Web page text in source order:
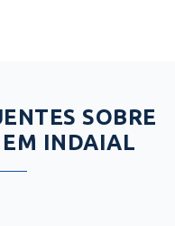
SOBRE
INDAIAL